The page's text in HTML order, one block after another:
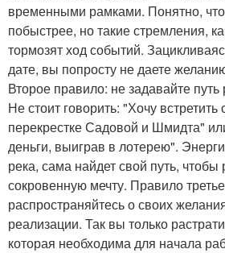
временными рамками. Понятно,
побыстрее, но такие стремления,
тормозят ход событий.
дате, вы попросту не даете
Второе правило: не задавайте
Не стоит говорить: "Хочу
перекрестке Садовой и Шмидта"
деньги, выиграв в лотерею".
река, сама найдет свой путь,
сокровенную мечту. Правило
распространяйтесь о своих
реализации. Так вы только
которая необходима для начала